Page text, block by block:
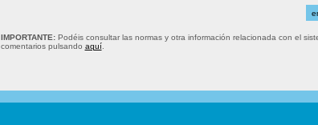
IMPORTANTE:Podéis consultar las normas y otra información relacionada con el
comentarios pulsando aquí.